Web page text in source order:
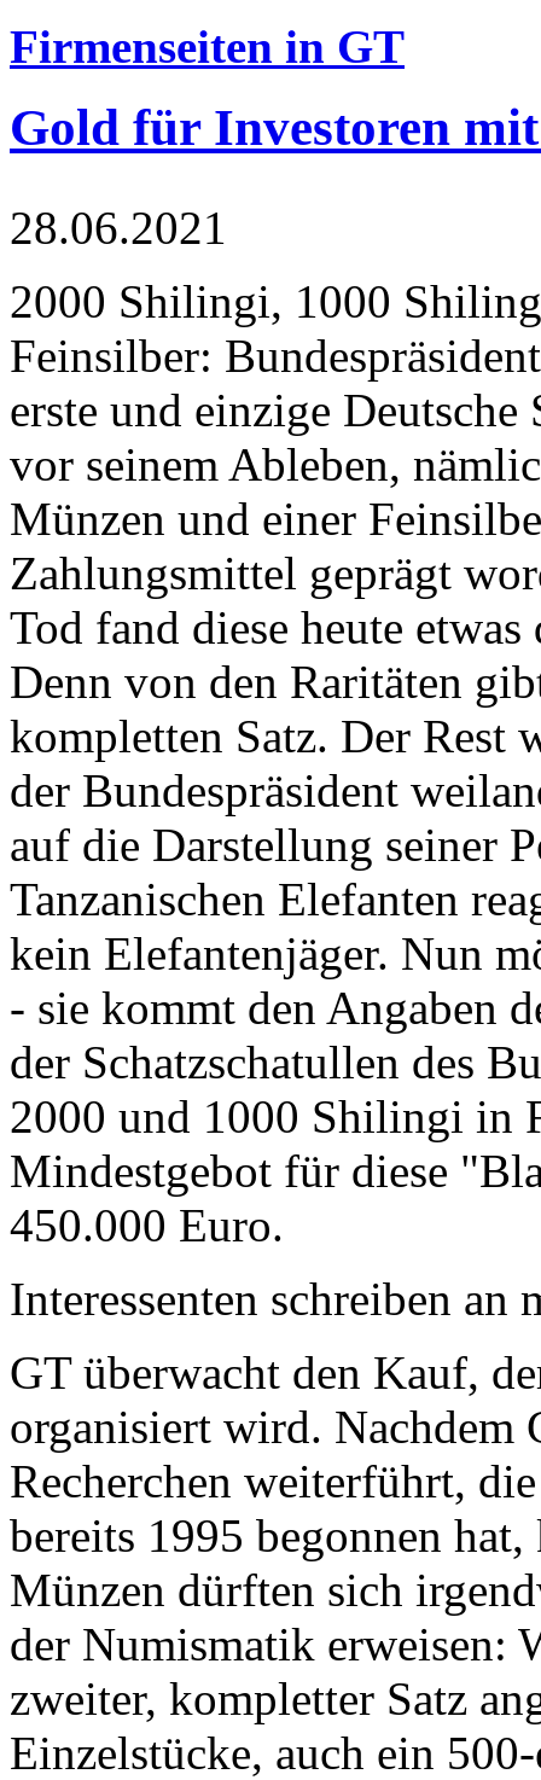
Firmenseiten in GT
Gold für Investoren
28.06.2021
2000 Shilingi, 1000
Feinsilber:
erste und einzige Deutsche
vor seinem Ableben,
Münzen und einer
Zahlungsmittel geprägt
Tod fand diese heute
Denn von den Raritäten
kompletten Satz. Der Rest
der Bundespräsident
auf die Darstellung seiner
Tanzanischen Elefanten
kein Elefantenjäger. Nun
- sie kommt den Angaben
der Schatzschatullen des
2000 und 1000 Shilingi in
Mindestgebot für diese
450.000 Euro.
Interessenten schreiben
GT überwacht den Kauf,
organisiert wird. Nachdem
Recherchen weiterführt,
bereits 1995 begonnen
Münzen dürften sich
der Numismatik erweisen:
zweiter, kompletter Satz
Einzelstücke, auch ein